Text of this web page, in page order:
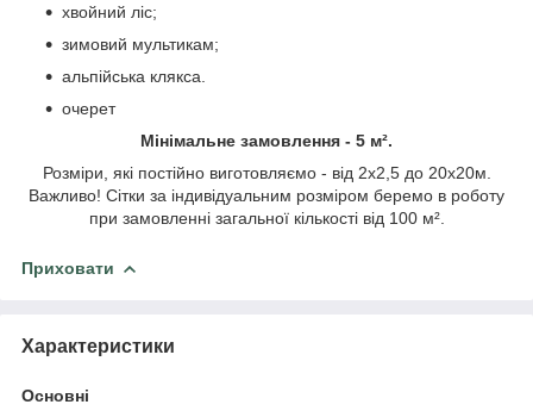
хвойний ліс;
зимовий мультикам;
альпійська клякса.
очерет
Мінімальне замовлення - 5 м².
Розміри, які постійно виготовляємо - від 2х2,5 до 20х20м.
Важливо! Сітки за індивідуальним розміром беремо в роботу
при замовленні загальної кількості від 100 м².
Приховати
Характеристики
Основні